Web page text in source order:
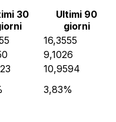
30
Ultimi 90
giorni
16,3555
9,1026
10,9594
3,83%